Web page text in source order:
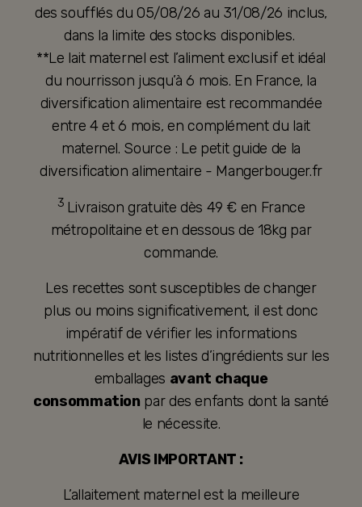
des soufflés du 05/08/26 au 31/08/26 inclus,
dans la limite des stocks disponibles.
**Le lait maternel est l’aliment exclusif et idéal
du nourrisson jusqu’à 6 mois. En France, la
diversification alimentaire est recommandée
entre 4 et 6 mois, en complément du lait
maternel. Source : Le petit guide de la
diversification alimentaire - Mangerbouger.fr
3 Livraison gratuite dès 49 € en France
métropolitaine et en dessous de 18kg par
commande.
Les recettes sont susceptibles de changer
plus ou moins significativement, il est donc
impératif de vérifier les informations
nutritionnelles et les listes d’ingrédients sur les
emballages avant chaque
consommation par des enfants dont la santé
le nécessite.
AVIS IMPORTANT :
L’allaitement maternel est la meilleure